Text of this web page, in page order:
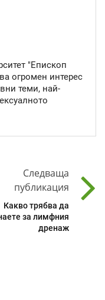
"Епископ
огромен интерес
теми, най-
Следваща
публикация
Какво трябва да
за лимфния
дренаж